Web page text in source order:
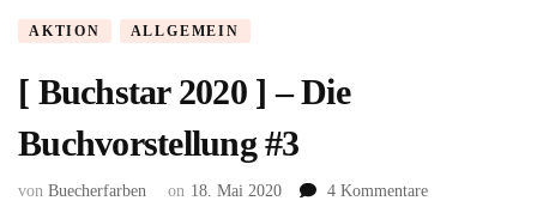
AKTION ALLGEMEIN
[ Buchstar 2020 ] – Die
Buchvorstellung #3
von Buecherfarben on 18. Mai 2020 4 Kommentarezu